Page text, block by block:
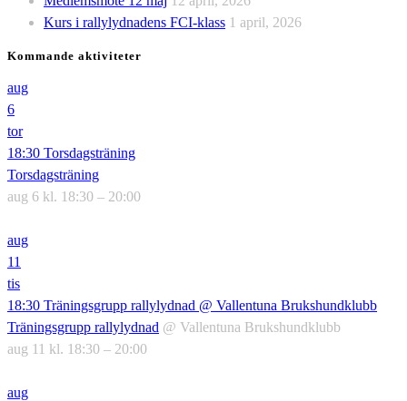
Kurs i rallylydnadens FCI-klass 1 april, 2026
Kommande aktiviteter
aug
6
tor
18:30 Torsdagsträning
Torsdagsträning
aug 6 kl. 18:30 – 20:00
aug
11
tis
18:30 Träningsgrupp rallylydnad @ Vallentuna Brukshundklubb
Träningsgrupp rallylydnad @ Vallentuna Brukshundklubb
aug 11 kl. 18:30 – 20:00
aug